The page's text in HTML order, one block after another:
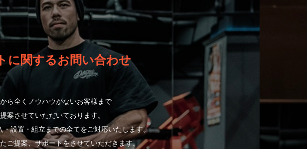
に関するお問い合わせ
ら全くノウハウがないお客様まで
案させていただいております。
設置・組立までの全てをご対応いたします。
ご提案、サポートをさせていただきます。